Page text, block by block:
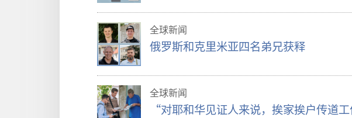
全球新闻
俄罗斯和克里米亚四名弟兄获释
全球新闻
“对耶和华见证人来说，挨家挨户传道